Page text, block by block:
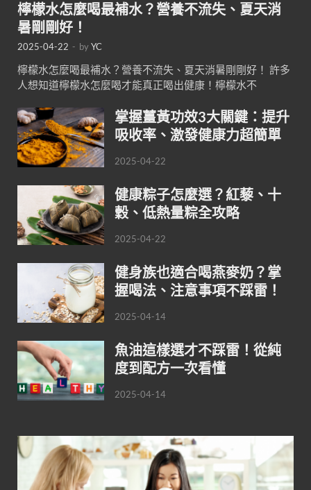
檸檬水怎麼喝最補水？營養不流失、夏天消
暑剛剛好！
2025-04-22 - byYC
檸檬水怎麼喝最補水？營養不流失、夏天消暑剛剛好！ 許多
人想知道檸檬水怎麼喝才能真正喝出健康！檸檬水不
掌握薑黃功效3大關鍵：提升
吸收率、激發健康力超簡單
2025-04-22
健康粽子怎麼選？紅藜、十
穀、低熱量粽全攻略
2025-04-22
健身族也適合喝燕麥奶？掌
握喝法、注意事項不踩雷！
2025-04-14
魚油這樣選才不踩雷！從純
度到配方一次看懂
2025-04-14